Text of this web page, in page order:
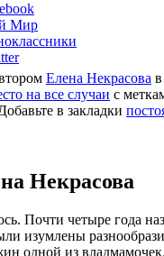
Елена Некрасова
на все случаи с
в закладки
Некрасова
Почти четыре года
изумлены
одной из